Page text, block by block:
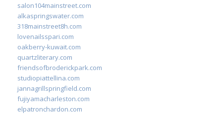
salon104mainstreet.com
alkaspringswater.com
318mainstreet8h.com
lovenailsspari.com
oakberry-kuwait.com
quartzliterary.com
friendsofbroderickpark.com
studiopiattellina.com
jannagrillspringfield.com
fujiyamacharleston.com
elpatronchardon.com